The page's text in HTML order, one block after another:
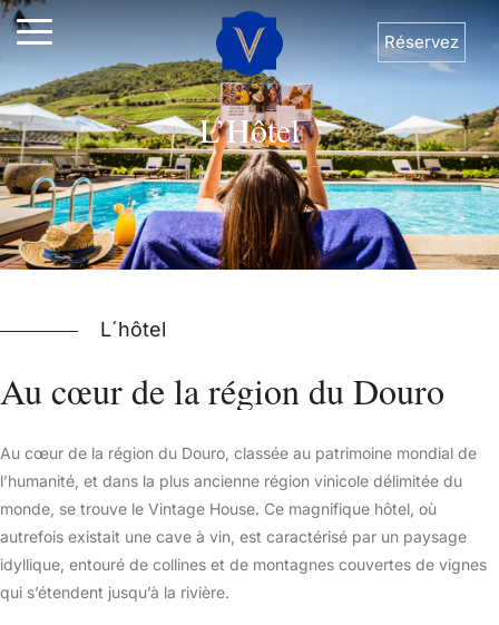
Réservez
L’Hôtel
L´hôtel
Aucœur delarégion duDouro
Au cœur de la région du Douro, classée au patrimoine mondial de
l’humanité, et dans la plus ancienne région vinicole délimitée du
monde, se trouve le Vintage House. Ce magnifique hôtel, où
autrefois existait une cave à vin, est caractérisé par un paysage
idyllique, entouré de collines et de montagnes couvertes de vignes
qui s’étendent jusqu’à la rivière.